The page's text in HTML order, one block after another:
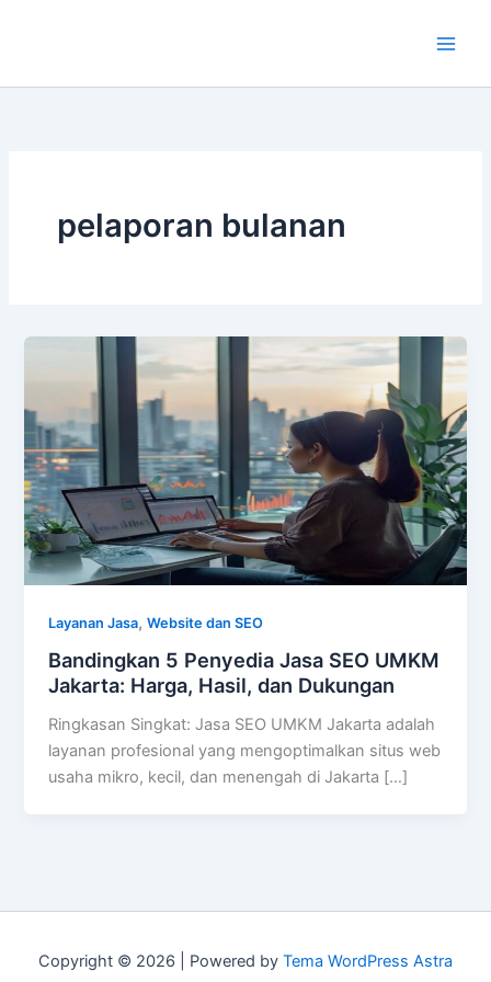
pelaporan bulanan
Layanan Jasa,Website dan SEO
Bandingkan 5 Penyedia Jasa SEO UMKM
Jakarta: Harga, Hasil, dan Dukungan
Ringkasan Singkat: Jasa SEO UMKM Jakarta adalah
layanan profesional yang mengoptimalkan situs web
usaha mikro, kecil, dan menengah di Jakarta […]
Copyright © 2026 | Powered by Tema WordPress Astra